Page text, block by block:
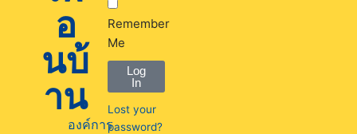
อ
นบ้
าน
องค์การ
Remember
Me
Log
In
Lost your
password?